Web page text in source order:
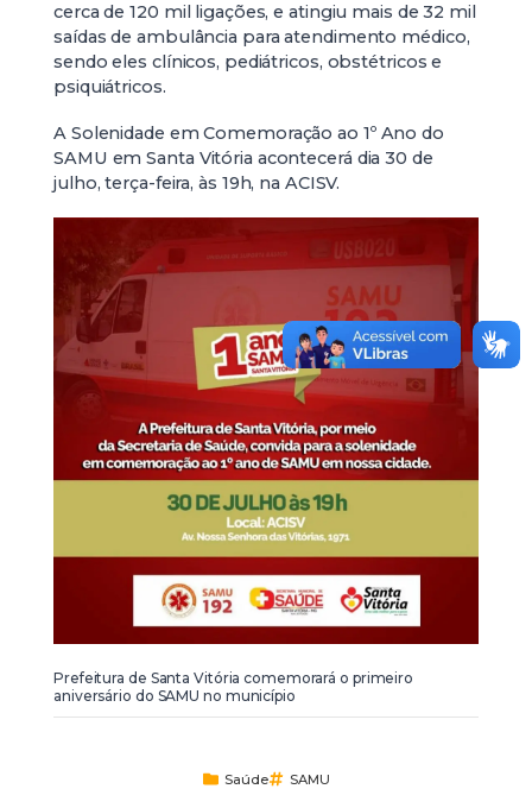
cerca de 120 mil ligações, e atingiu mais de 32 mil
saídas de ambulância para atendimento médico,
sendo eles clínicos, pediátricos, obstétricos e
psiquiátricos.
A Solenidade em Comemoração ao 1º Ano do
SAMU em Santa Vitória acontecerá dia 30 de
julho, terça-feira, às 19h, na ACISV.
Prefeitura de Santa Vitória comemorará o primeiro
aniversário do SAMU no município
Saúde SAMU